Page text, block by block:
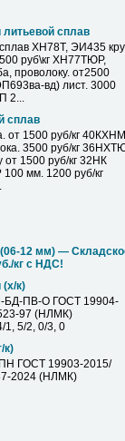
сплав
ХН78Т, ЭИ435
руб\кг ХН77ТЮР,
проволоку. от2500
вд) лист. 3000
2...
сплав
от 1500 руб/кг 40КХНМ
3500 руб/кг
от 1500 руб/кг 32НК
мм. 1200 руб/кг
12 мм) —
кг с НДС!
к)
БД-ПВ-О ГОСТ 19904-
97 (НЛМК)
1, 5/2, 0/3, 0
к)
ГОСТ 19903-2015/
2024 (НЛМК)